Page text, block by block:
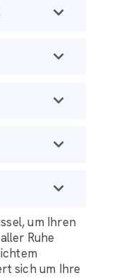
um Ihren
Ruhe
sich um Ihre